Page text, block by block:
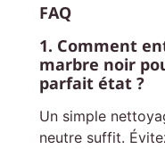
FAQ
1. Comment
marbre noir
parfait état ?
Un simple
neutre suffit.